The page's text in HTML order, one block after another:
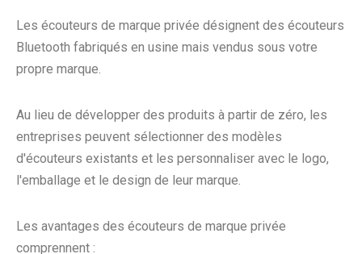
Les écouteurs de marque privée désignent des écouteurs
Bluetooth fabriqués en usine mais vendus sous votre
propre marque.
Au lieu de développer des produits à partir de zéro, les
entreprises peuvent sélectionner des modèles
d'écouteurs existants et les personnaliser avec le logo,
l'emballage et le design de leur marque.
Les avantages des écouteurs de marque privée
comprennent :